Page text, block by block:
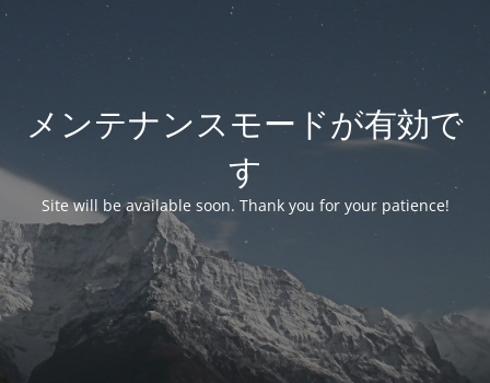
メンテナンスモードが有効で
す
Site will be available soon. Thank you for your patience!